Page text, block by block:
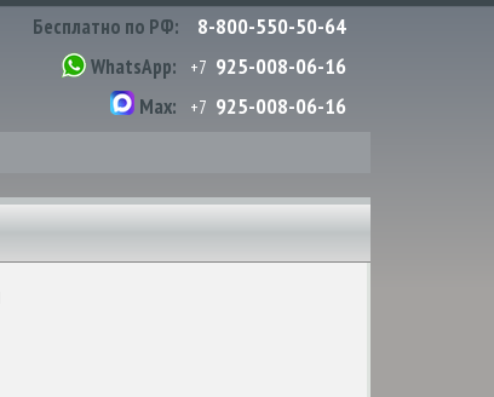
Бесплатно по РФ: 8-800-550-50-64
WhatsApp: +7 925-008-06-16
Max: +7 925-008-06-16